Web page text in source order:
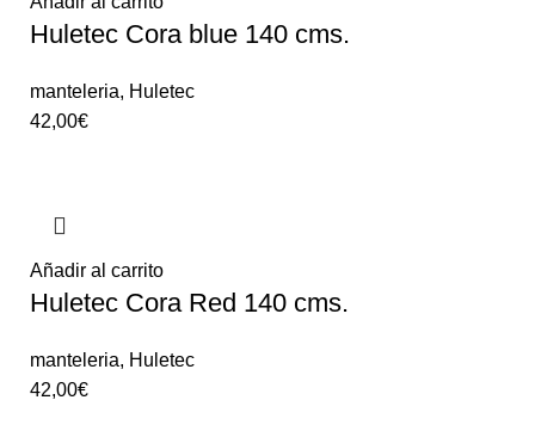
Huletec Cora blue 140 cms.
manteleria, Huletec
42,00€
Añadir al carrito
Huletec Cora Red 140 cms.
manteleria, Huletec
42,00€